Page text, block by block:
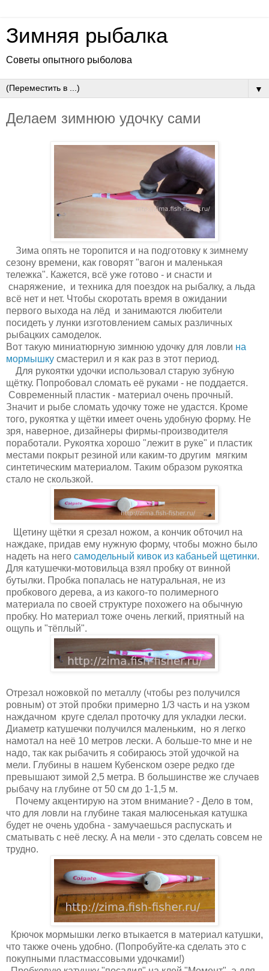
Зимняя рыбалка
Советы опытного рыболова
▼
Делаем зимнюю удочку сами
Зима опять не торопится и на подготовку к зимнему
сезону времени, как говорят "вагон и маленькая
тележка". Кажется, всё уже готово - и снасти и
снаряжение, и техника для поездок на рыбалку, а льда
всё нет и нет. Чтобы скоротать время в ожидании
первого выхода на лёд и занимаются любители
посидеть у лунки изготовлением самых различных
рыбацких самоделок.
Вот такую миниатюрную зимнюю удочку для ловли на
мормышку смастерил и я как раз в этот период.
Для рукоятки удочки использовал старую зубную
щётку. Попробовал сломать её руками - не поддается.
Современный пластик - материал очень прочный.
Значит и рыбе сломать удочку тоже не удастся. Кроме
того, рукоятка у щётки имеет очень удобную форму. Не
зря, наверное, дизайнеры фирмы-производителя
поработали. Рукоятка хорошо "лежит в руке" и пластик
местами покрыт резиной или каким-то другим мягким
синтетическим материалом. Таким образом рукоятка
стало не скользкой.
Щетину щётки я срезал ножом, а кончик обточил на
наждаке, придав ему нужную форму, чтобы можно было
надеть на него самодельный кивок из кабаньей щетинки.
Для катушечки-мотовильца взял пробку от винной
бутылки. Пробка попалась не натуральная, не из
пробкового дерева, а из какого-то полимерного
материала по своей структуре похожего на обычную
пробку. Но материал тоже очень легкий, приятный на
ощупь и "тёплый".
Отрезал ножовкой по металлу (чтобы рез получился
ровным) от этой пробки примерно 1/3 часть и на узком
наждачном круге сделал проточку для укладки лески.
Диаметр катушечки получился маленьким, но я легко
намотал на неё 10 метров лески. А больше-то мне и не
надо, так как рыбачить я собираюсь этой удочкой на
мели. Глубины в нашем Кубенском озере редко где
превышают зимой 2,5 метра. В большинстве же случаев
рыбачу на глубине от 50 см до 1-1,5 м.
Почему акцентирую на этом внимание? - Дело в том,
что для ловли на глубине такая малюсенькая катушка
будет не очень удобна - замучаешься распускать и
сматывать с неё леску. А на мели - это сделать совсем не
трудно.
Крючок мормышки легко втыкается в материал катушки,
что также очень удобно. (Попробуйте-ка сделать это с
покупными пластмассовыми удочками!)